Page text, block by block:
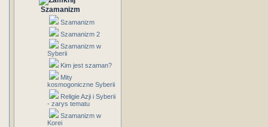
Szamanizm
Szamanizm
Szamanizm 2
Szamanizm w
Syberii
Kim jest szaman?
Mity
kosmogoniczne Syberii
Religie Azji i Syberii
- zarys tematu
Szamanizm w
Korei